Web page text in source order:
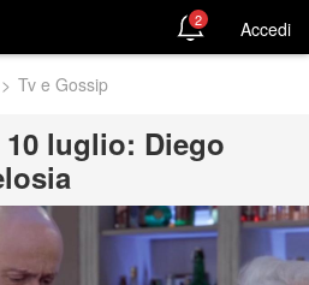
> Tv e Gossip
luglio: Diego
2 Accedi